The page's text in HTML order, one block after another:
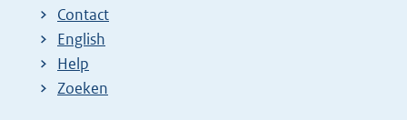
Contact
English
Help
Zoeken